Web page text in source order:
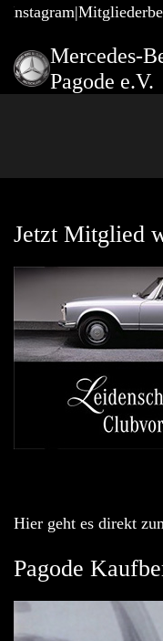
Mercedes-
Pagode e.V.
Jetzt Mitglied
Hier geht es direkt
Pagode